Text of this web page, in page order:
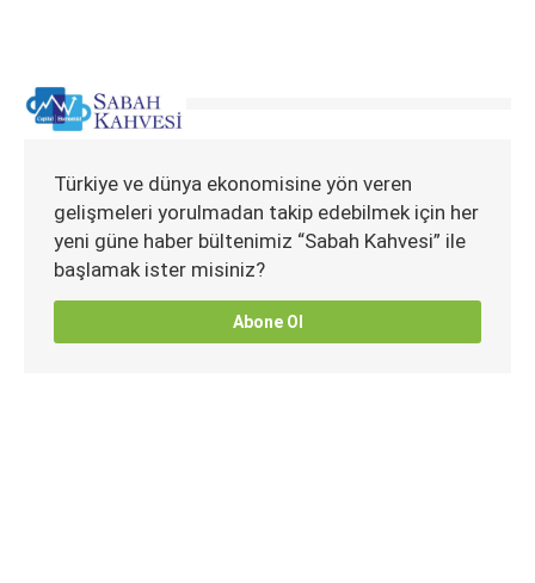
Türkiye ve dünya ekonomisine yön veren
gelişmeleri yorulmadan takip edebilmek için her
yeni güne haber bültenimiz “Sabah Kahvesi” ile
başlamak ister misiniz?
Abone Ol